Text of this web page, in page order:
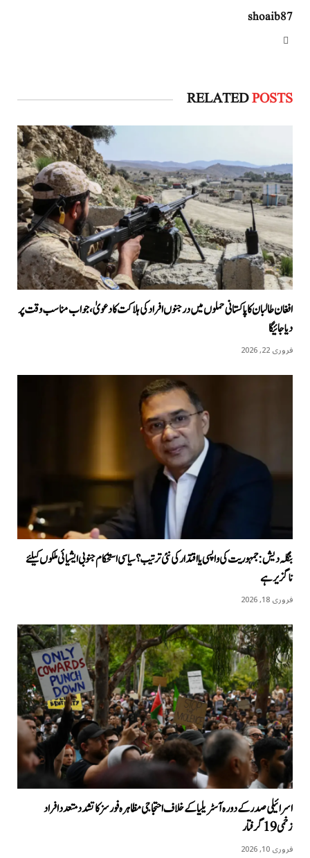
shoaib87
RELATEDPOSTS
افغان طالبان کا پاکستانی حملوں میں درجنوں افراد کی ہلاکت کا دعویٰ، جواب مناسب وقت پر
دیا جائیگا
فروری 22, 2026
بنگلہ دیش: جمہوریت کی واپسی یا اقتدار کی نئی ترتیب؟ سیاسی استحکام جنوبی ایشیائی ملکوں کیلئے
ناگزیر ہے
فروری 18, 2026
اسرائیلی صدر کے دورہ آسٹریلیا کےخلاف احتجاجی مظاہرہ فورسز کا تشدد متعدد افراد
زخمی 19 گرفتار
فروری 10, 2026